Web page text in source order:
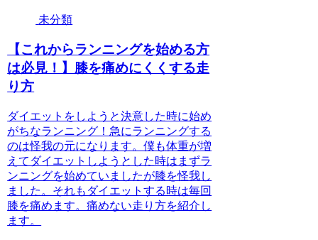
未分類
【これからランニングを始める方
は必見！】膝を痛めにくくする走
り方
ダイエットをしようと決意した時に始め
がちなランニング！急にランニングする
のは怪我の元になります。僕も体重が増
えてダイエットしようとした時はまずラ
ンニングを始めていましたが膝を怪我し
ました。それもダイエットする時は毎回
膝を痛めます。痛めない走り方を紹介し
ます。